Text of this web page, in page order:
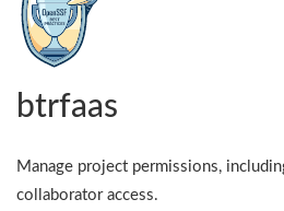
btrfaas
Manage project permissions,
collaborator access.